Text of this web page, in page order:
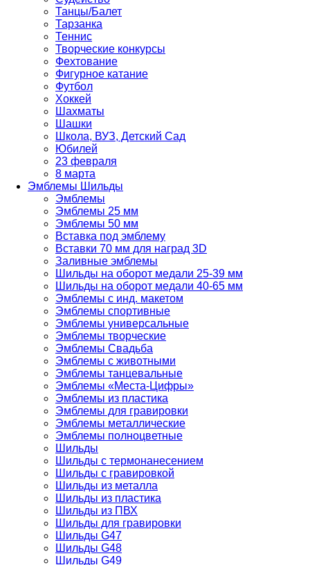
Танцы/Балет
Тарзанка
Теннис
Творческие конкурсы
Фехтование
Фигурное катание
Футбол
Хоккей
Шахматы
Шашки
Школа, ВУЗ, Детский Сад
Юбилей
23 февраля
8 марта
Эмблемы Шильды
Эмблемы
Эмблемы 25 мм
Эмблемы 50 мм
Вставка под эмблему
Вставки 70 мм для наград 3D
Заливные эмблемы
Шильды на оборот медали 25-39 мм
Шильды на оборот медали 40-65 мм
Эмблемы с инд. макетом
Эмблемы спортивные
Эмблемы универсальные
Эмблемы творческие
Эмблемы Свадьба
Эмблемы с животными
Эмблемы танцевальные
Эмблемы «Места-Цифры»
Эмблемы из пластика
Эмблемы для гравировки
Эмблемы металлические
Эмблемы полноцветные
Шильды
Шильды с термонанесением
Шильды с гравировкой
Шильды из металла
Шильды из пластика
Шильды из ПВХ
Шильды для гравировки
Шильды G47
Шильды G48
Шильды G49